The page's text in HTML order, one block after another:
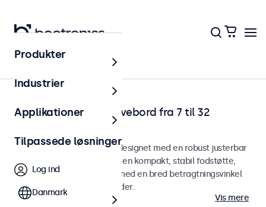
Hjem
Touchskærme till skrivebord fra 7 til 32
Skrivebordstouchskærme designet med en robust justerbar
stativ. Touchskærmene har en kompakt, stabil fodstøtte,
giver et knivskarpt billede med en bred betragtningsvinkel
og flere tilslutningsmuligheder.
Vis mere
Produkter
Industrier
Applikationer
Tilpassede løsninger
Log ind
Danmark